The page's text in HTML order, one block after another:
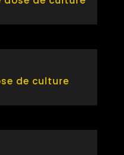
de culture